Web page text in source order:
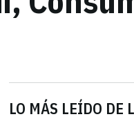
LO MÁS LEÍDO DE